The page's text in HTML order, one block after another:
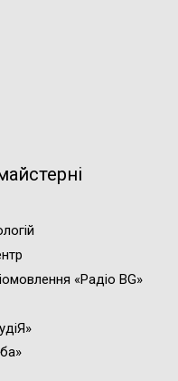
«Радіо BG»